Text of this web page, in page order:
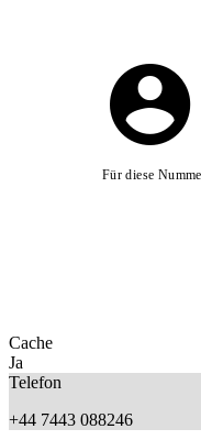
Für diese
Cache
Ja
Telefon
+44 7443 088246